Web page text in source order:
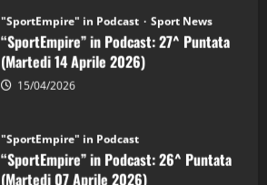
"SportEmpire" in Podcast Sport News
“SportEmpire” in Podcast: 27^ Puntata
(Martedi 14 Aprile 2026)
15/04/2026
"SportEmpire" in Podcast
“SportEmpire” in Podcast: 26^ Puntata
(Martedi 07 Aprile 2026)